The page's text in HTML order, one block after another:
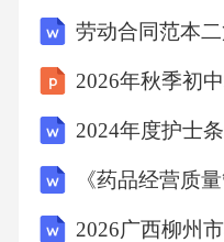
C、细水长流
D、围海造田
【答案】：BA项，
劳动合同范本
2024年度护士